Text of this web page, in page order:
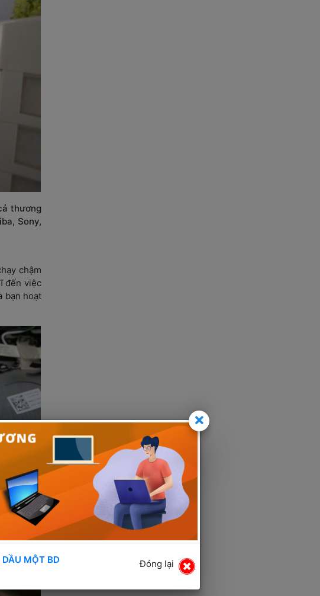
thương
Sony,
chậm
đến việc
bạn hoạt
DẦU MỘT BD
Đóng lại